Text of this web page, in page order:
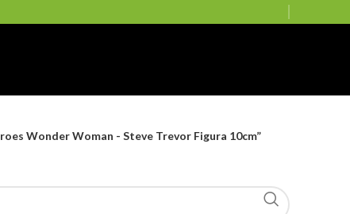
Wonder Woman - Steve Trevor Figura 10cm”